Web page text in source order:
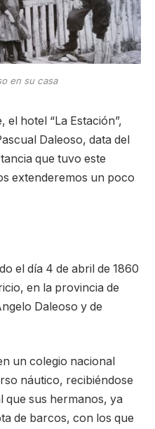
en su casa
el hotel “La Estación”,
Daleoso, data del
que tuvo este
extenderemos un poco
el día 4 de abril de 1860
en la provincia de
Daleoso y de
un colegio nacional
náutico, recibiéndose
que sus hermanos, ya
de barcos, con los que